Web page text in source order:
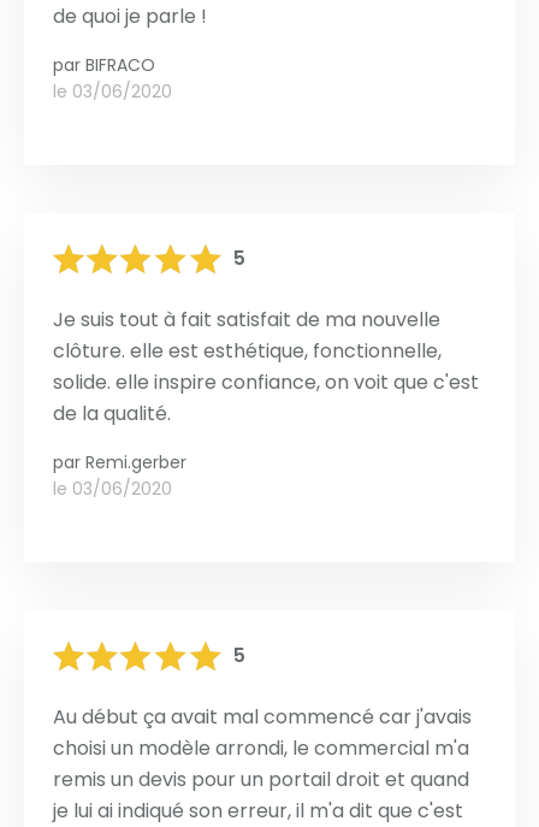
de quoi je parle !
par BIFRACO
le 03/06/2020
5
Je suis tout à fait satisfait de ma nouvelle
clôture. elle est esthétique, fonctionnelle,
solide. elle inspire confiance, on voit que c'est
de la qualité.
par Remi.gerber
le 03/06/2020
5
Au début ça avait mal commencé car j'avais
choisi un modèle arrondi, le commercial m'a
remis un devis pour un portail droit et quand
je lui ai indiqué son erreur, il m'a dit que c'est